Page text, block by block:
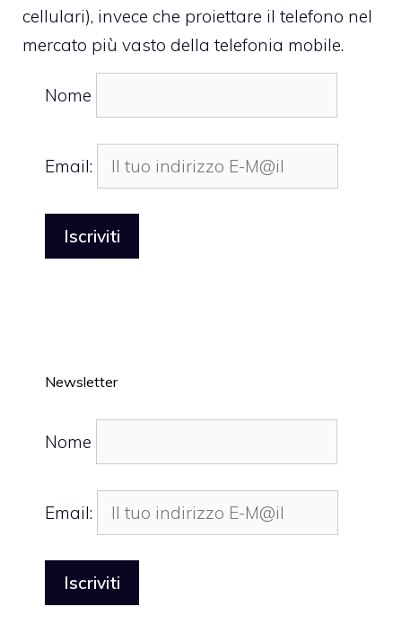
cellulari), invece che proiettare il telefono nel
mercato più vasto della telefonia mobile.
Nome
Email:
Newsletter
Nome
Email: